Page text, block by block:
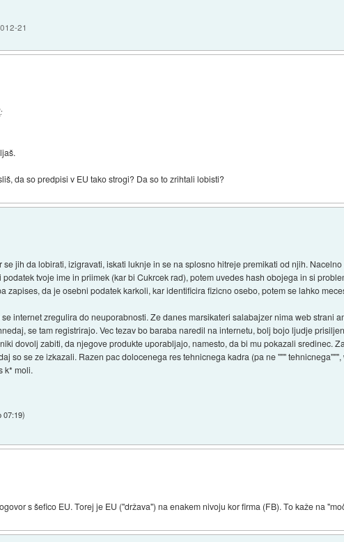
21
:
da so predpisi v EU tako strogi? Da so to zrihtali lobisti?
jih da lobirati, izigravati, iskati luknje in se na splosno hitreje premikati od njih.
tvoje ime in priimek (kar bi Cukrcek rad), potem uvedes hash obojega in si
zapises, da je osebni podatek karkoli, kar identificira fizicno osebo, potem se lahko
internet zregulira do neuporabnosti. Ze danes marsikateri salabajzer nima web strani
se tam registrirajo. Vec tezav bo baraba naredil na internetu, bolj bojo ljudje
dovolj zabiti, da njegove produkte uporabljajo, namesto, da bi mu pokazali sredinec.
so se ze izkazali. Razen pac dolocenega res tehnicnega kadra (pa ne """
k* moli.
07:19)
s šefico EU. Torej je EU ("država") na enakem nivoju kor firma (FB). To kaže na